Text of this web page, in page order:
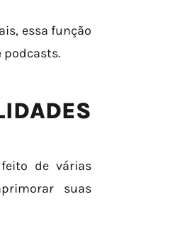
essa função
podcasts.
de várias
suas